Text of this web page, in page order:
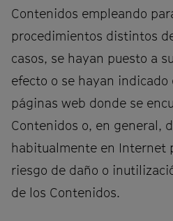
Contenidos empleando
procedimientos distintos
casos, se hayan puesto a
efecto o se hayan
páginas web donde se
Contenidos o, en general,
habitualmente en Internet
riesgo de daño o
de los Contenidos.